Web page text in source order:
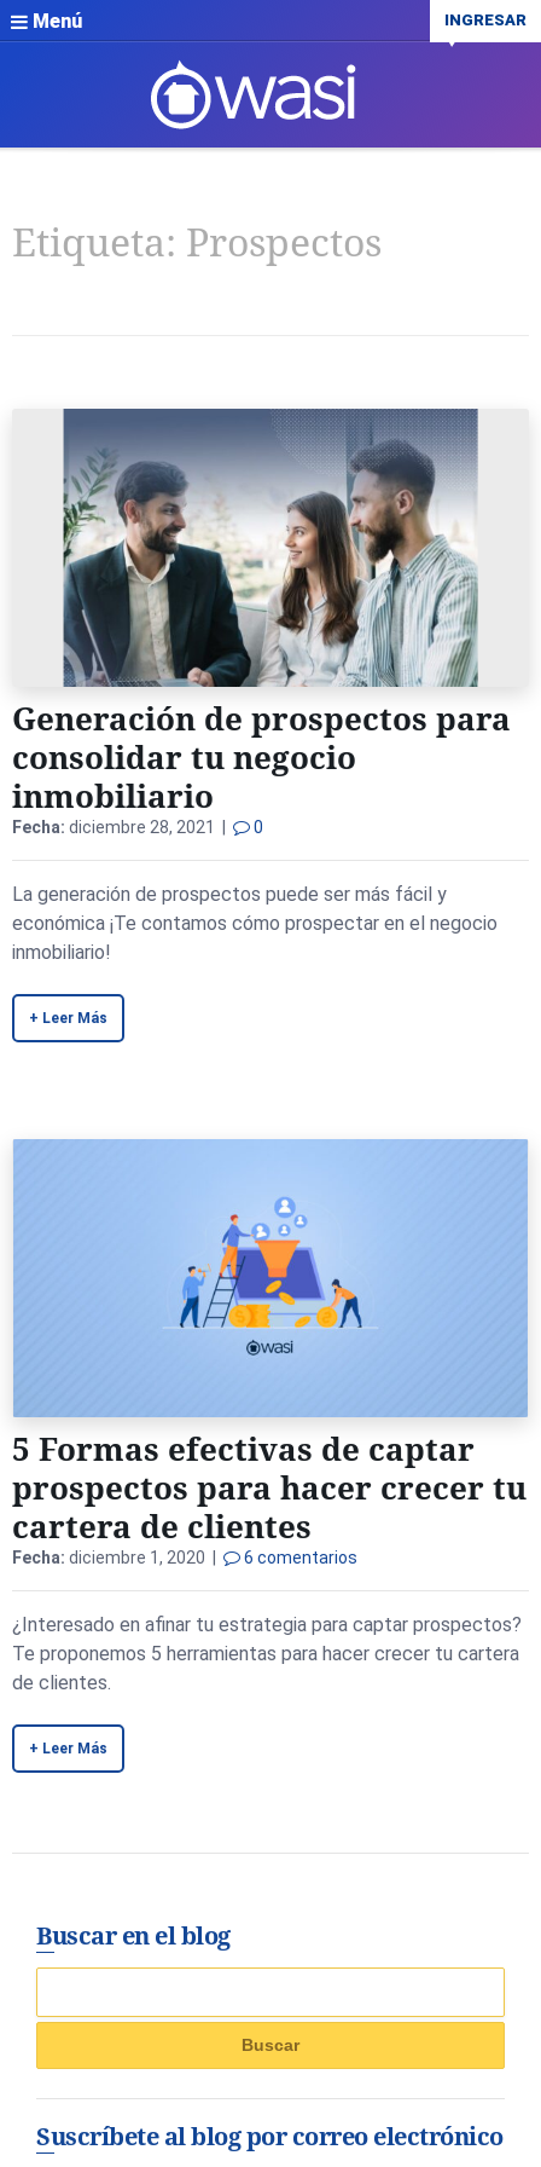
Menú INGRESAR
Etiqueta: Prospectos
Generación de prospectos para
consolidar tu negocio
inmobiliario
Fecha: diciembre 28, 2021 | 0
La generación de prospectos puede ser más fácil y
económica ¡Te contamos cómo prospectar en el negocio
inmobiliario!
+ Leer Más
5 Formas efectivas de captar
prospectos para hacer crecer tu
cartera de clientes
Fecha: diciembre 1, 2020 | 6 comentarios
¿Interesado en afinar tu estrategia para captar prospectos?
Te proponemos 5 herramientas para hacer crecer tu cartera
de clientes.
+ Leer Más
Buscar en el blog
Suscríbete al blog por correo electrónico